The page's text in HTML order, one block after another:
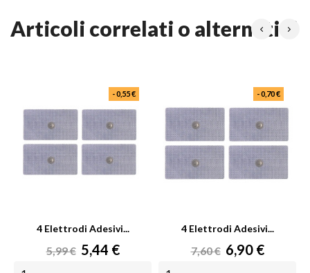
articoli correlati o alternativi
4 Elettrodi Adesivi...
Prezzo
5,99 € Prezzo
5,44 €
- 0,55 €
4 Elettrodi Adesivi...
Prezzo
7,60 € Prezzo
6,90 €
- 0,70 €